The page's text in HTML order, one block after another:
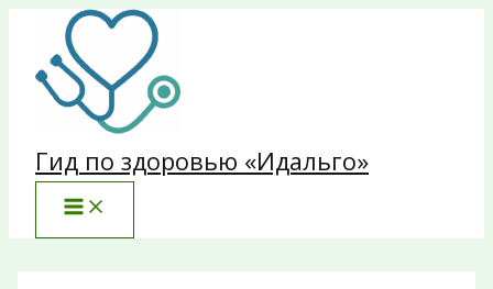
Перейти
содержимому
Гид по здоровью «Идальго»